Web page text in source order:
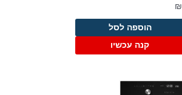
₪
הנוכחי
₪1,648.00.
הוספה לסל
קנה עכשיו